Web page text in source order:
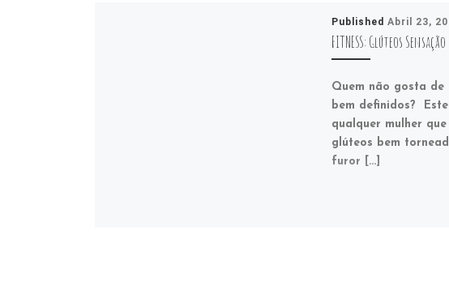
Published Abril 23,
FITNESS: Glúteos Sensação
Quem não gosta de
bem definidos?
qualquer mulher
glúteos bem
furor […]